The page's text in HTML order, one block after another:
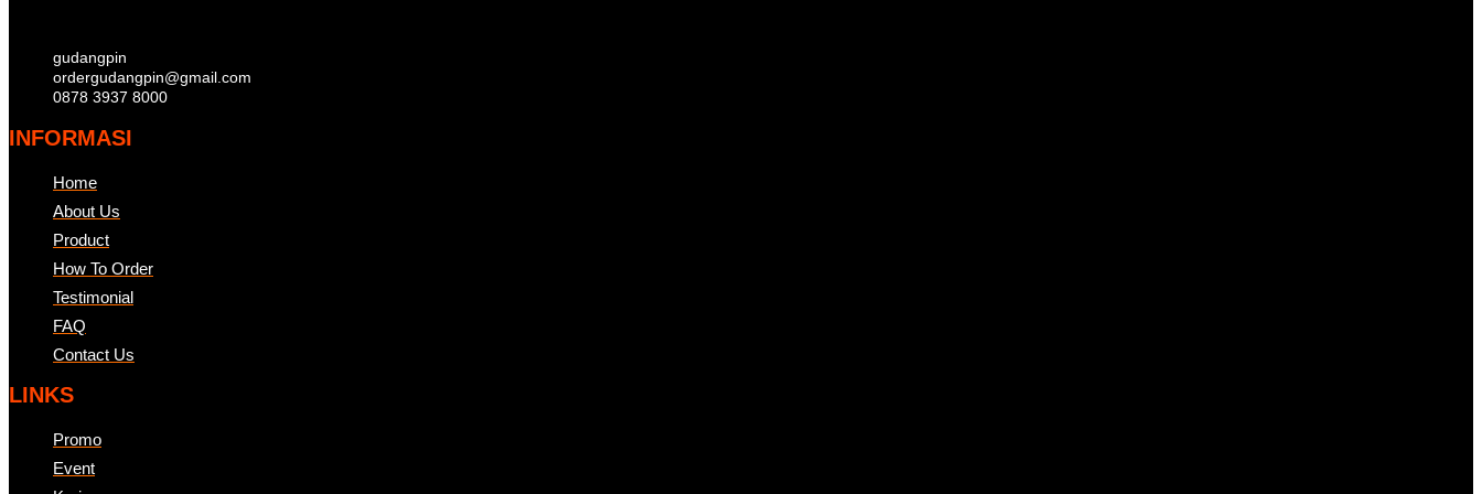
gudangpin
ordergudangpin@gmail.com
0878 3937 8000
INFORMASI
Home
About Us
Product
How To Order
Testimonial
FAQ
Contact Us
LINKS
Promo
Event